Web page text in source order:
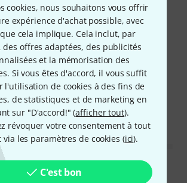
cookies, nous souhaitons vous offrir
expérience d'achat possible, avec
cela implique. Cela inclut, par
des offres adaptées, des publicités
et la mémorisation des
Si vous êtes d'accord, il vous suffit
l'utilisation de cookies à des fins de
de statistiques et de marketing en
sur "D'accord!" (afficher tout).
révoquer votre consentement à tout
via les paramètres de cookies (ici).
C'est bon
Daniel247 17.08.2016
von thomann. Dann die antenne
tut was sie soll. Würd ich wieder
nochmal verliere...
SIGNALER L'ÉVALUATION